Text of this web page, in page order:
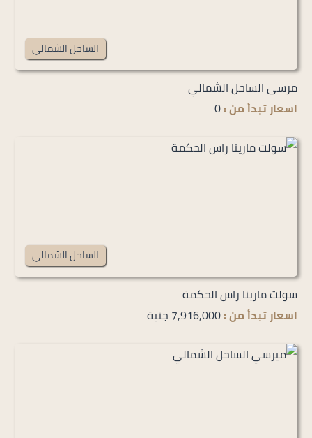
الساحل الشمالي
مرسى الساحل الشمالي
اسعار تبدأ من :0
الساحل الشمالي
سولت مارينا راس الحكمة
اسعار تبدأ من :7,916,000 جنية